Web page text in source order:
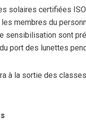
solaires certifiées
membres du
sensibilisation sont
port des lunettes
à la sortie des